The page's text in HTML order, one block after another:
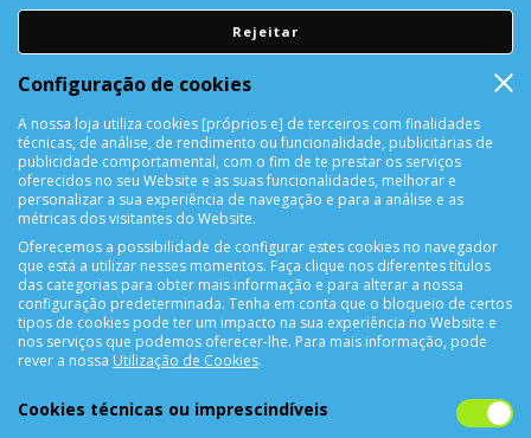
DEVOLUÇÕES
Devolução Garantida!
SUPORTE ONLINE
CONTACTOS
4450-042 Matosinhos Portugal
Rejeitar
Configuração de cookies
A nossa loja utiliza cookies [próprios e] de terceiros com finalidades
técnicas, de análise, de rendimento ou funcionalidade, publicitárias de
publicidade comportamental, com o fim de te prestar os serviços
oferecidos no seu Website e as suas funcionalidades, melhorar e
personalizar a sua experiência de navegação e para a análise e as
métricas dos visitantes do Website.
Oferecemos a possibilidade de configurar estes cookies no navegador
que está a utilizar nesses momentos. Faça clique nos diferentes títulos
das categorias para obter mais informação e para alterar a nossa
configuração predeterminada. Tenha em conta que o bloqueio de certos
tipos de cookies pode ter um impacto na sua experiência no Website e
nos serviços que podemos oferecer-lhe. Para mais informação, pode
rever a nossa Utilização de Cookies.
Cookies técnicas ou imprescindíveis